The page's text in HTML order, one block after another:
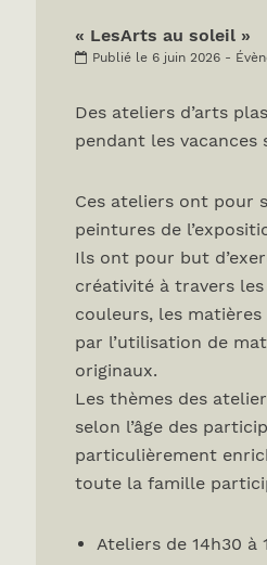
« LesArts au soleil »
Publié le 6 juin 2026 -
Des ateliers d’arts
pendant les vacances
Ces ateliers ont pour
peintures de
Ils ont pour but
créativité à travers
couleurs, les
par l’utilisation de
originaux.
Les thèmes des
selon l’âge des
particulièrement
toute la famille
Ateliers de 14h30 à